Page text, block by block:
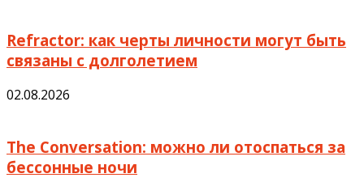
Refractor: как черты личности могут быть
связаны с долголетием
02.08.2026
The Conversation: можно ли отоспаться за
бессонные ночи